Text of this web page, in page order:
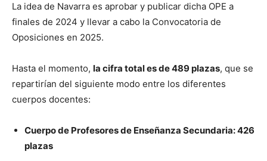
La idea de Navarra es aprobar y publicar dicha OPE a
finales de 2024 y llevar a cabo la Convocatoria de
Oposiciones en 2025.
Hasta el momento, la cifra total es de 489 plazas, que se
repartirían del siguiente modo entre los diferentes
cuerpos docentes:
Cuerpo de Profesores de Enseñanza Secundaria: 426
plazas